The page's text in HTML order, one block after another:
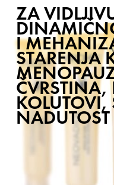
ZA
I
STARENJA
NADUTOST ​